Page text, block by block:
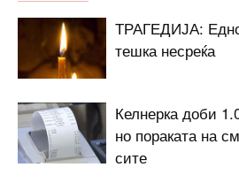
ТРАГЕДИЈА:
тешка несреќа
Келнерка доби
но пораката на
сите